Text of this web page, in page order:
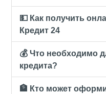
💵 Как получить
Кредит 24
💰 Что необходимо
кредита?
🏦 Кто может